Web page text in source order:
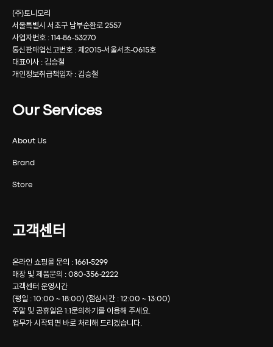
(주)토니모리
서울특별시 서초구 남부순환로 2557
사업자번호 : 114-86-53270
통신판매업신고번호 : 제2015-서울서초-0615호
대표이사 : 김승철
개인정보취급책임자 : 김승철
Our Services
About Us
Brand
Store
고객센터
온라인 쇼핑몰 문의 : 1661-5299
매장 및 제품문의 : 080-356-2222
고객센터 운영시간
(평일 : 10:00 ~ 18:00) (점심시간 : 12:00 ~ 13:00)
주말 및 공휴일은 1:1문의하기를 이용해 주세요.
업무가 시작되면 바로 처리해 드리겠습니다.